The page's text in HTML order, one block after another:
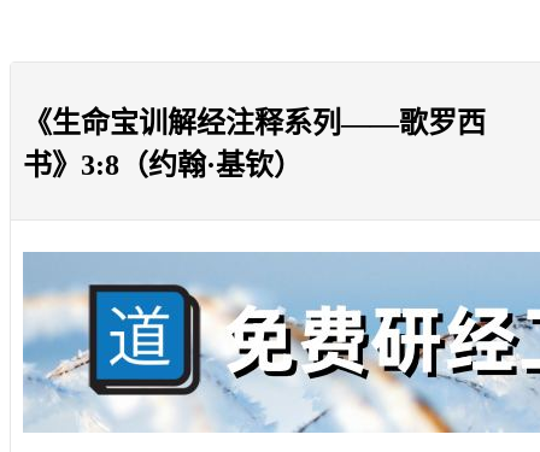
《生命宝训解经注释系列——歌罗西
书》3:8（约翰·基钦）